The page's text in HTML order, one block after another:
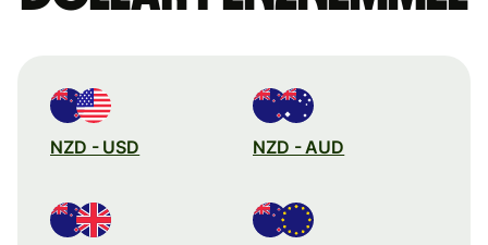
NZD - USD NZD - AUD